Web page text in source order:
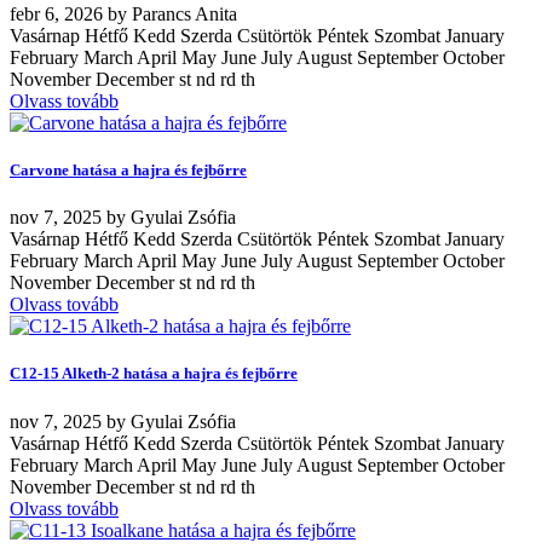
febr6, 2026 by Parancs Anita
Vasárnap Hétfő Kedd Szerda Csütörtök Péntek Szombat January
February March April May June July August September October
November December st nd rd th
Olvass tovább
Carvone hatása a hajra és fejbőrre
nov 7, 2025 by Gyulai Zsófia
Vasárnap Hétfő Kedd Szerda Csütörtök Péntek Szombat January
February March April May June July August September October
November December st nd rd th
Olvass tovább
C12-15 Alketh-2 hatása a hajra és fejbőrre
nov 7, 2025 by Gyulai Zsófia
Vasárnap Hétfő Kedd Szerda Csütörtök Péntek Szombat January
February March April May June July August September October
November December st nd rd th
Olvass tovább